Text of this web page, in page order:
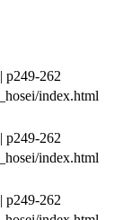
p249-262
index.html
p249-262
index.html
p249-262